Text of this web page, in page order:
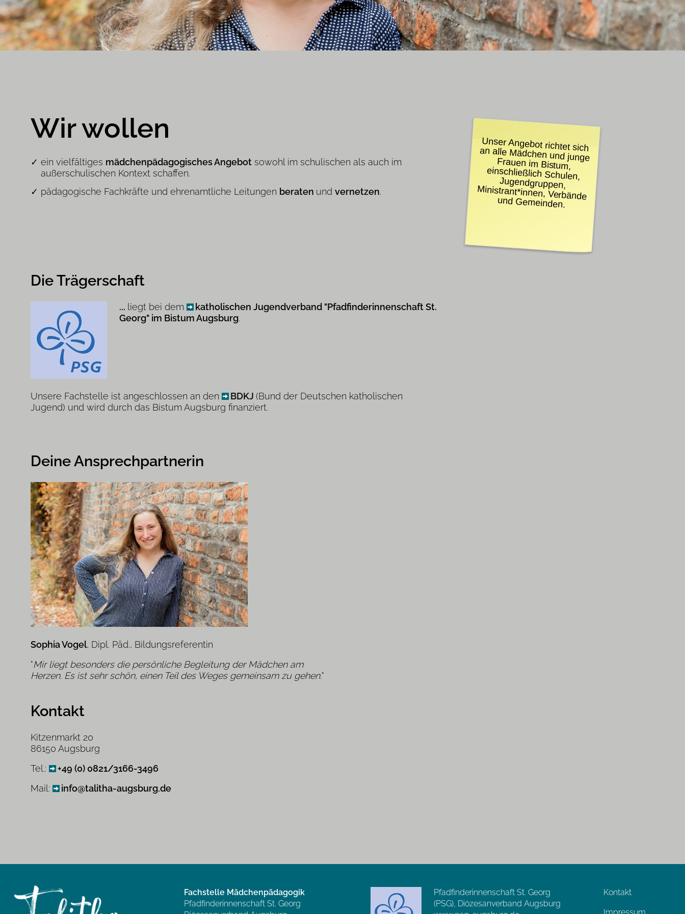
Wir wollen
ein vielfältiges mädchenpädagogisches Angebot sowohl im schulischen als auch im
außerschulischen Kontext schaffen.
pädagogische Fachkräfte und ehrenamtliche Leitungen beraten und vernetzen.
Unser Angebot richtet sich
an alle Mädchen und junge
Frauen im Bistum,
einschließlich Schulen,
Jugendgruppen,
Ministrant*innen, Verbände
und Gemeinden.
Die Trägerschaft
... liegt bei dem
katholischen Jugendverband "Pfadfinderinnenschaft St.
Georg" im Bistum Augsburg.
Unsere Fachstelle ist angeschlossen an den BDKJ (Bund der Deutschen katholischen
Jugend) und wird durch das Bistum Augsburg finanziert.
Deine Ansprechpartnerin
Sophia Vogel, Dipl. Päd., Bildungsreferentin
"Mir liegt besonders die persönliche Begleitung der Mädchen am
Herzen. Es ist sehr schön, einen Teil des Weges gemeinsam zu gehen."
Kontakt
Kitzenmarkt 20
86150 Augsburg
Tel.:
+49 (0) 0821/3166-3496
Mail:
info@talitha-augsburg.de
Fachstelle Mädchenpädagogik
Pfadfinderinnenschaft St. Georg
Pfadfinderinnenschaft St. Georg
(PSG), Diözesanverband Augsburg
Kontakt